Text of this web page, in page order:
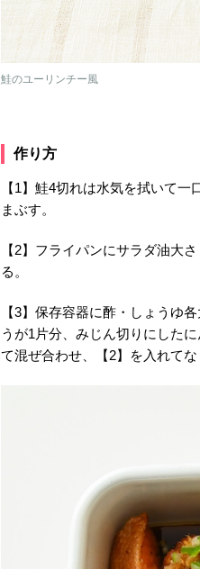
鮭のユーリンチー風
作り方
【1】鮭4切れは水気を拭いて
まぶす。
【2】フライパンにサラダ油大
る。
【3】保存容器に酢・しょうゆ
うが1片分、みじん切りにした
て混ぜ合わせ、【2】を入れてな